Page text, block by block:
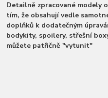
Detailně zpracované modely
tím, že obsahují vedle
doplňků k dodatečným
bodykity, spoilery, střešní
můžete patřičně "vytunit"